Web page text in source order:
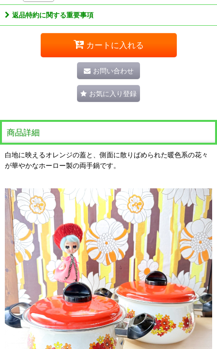
返品特約に関する重要事項
カートに入れる
お問い合わせ
お気に入り登録
商品詳細
白地に映えるオレンジの蓋と、側面に散りばめられた暖色系の花々
が華やかなホーロー製の両手鍋です。